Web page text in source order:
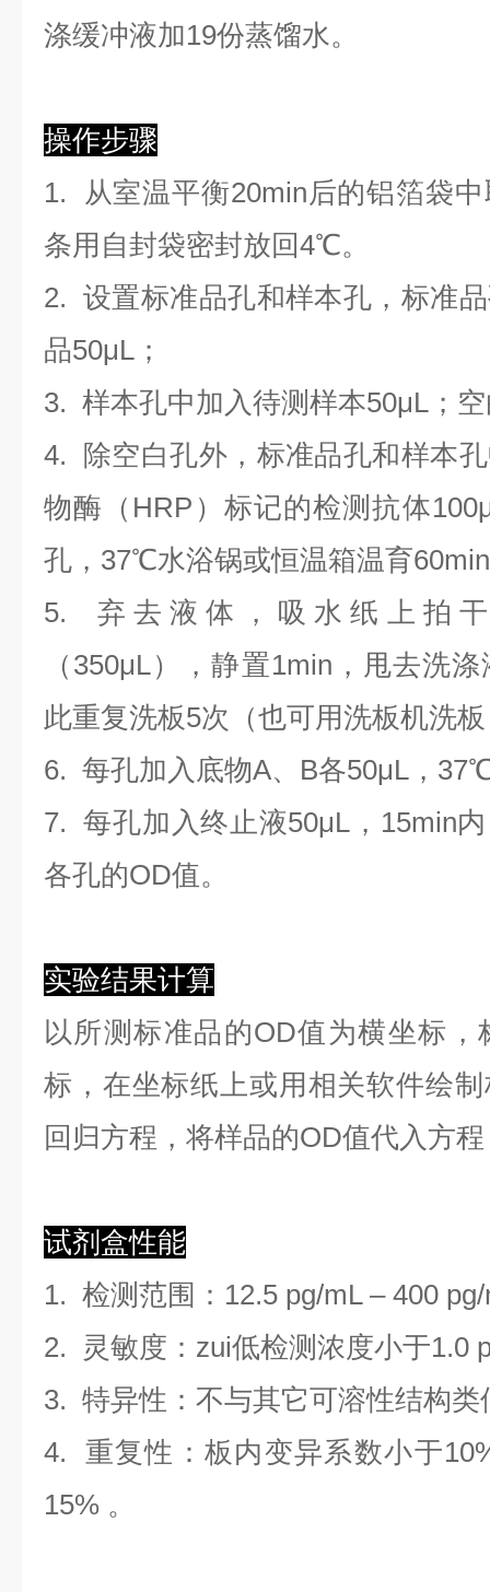
涤缓冲液加19份蒸馏水。
操作步骤
1. 从室温平衡20min后的铝箔袋
条用自封袋密封放回4℃。
2. 设置标准品孔和样本孔，标准
品50μL；
3. 样本孔中加 入待测样本50μL；
4.
除空白孔外，标准品孔和样本
物酶（HRP）标记的检测抗体
孔，37℃水浴锅或恒温箱温育
5. 弃去液体，吸水纸上拍
（350μL）
，静置1min，甩去洗
此重复洗板5次（也可用洗板机洗
6. 每孔加入底物A、B各50μL，
7. 每孔加入终止液50μL，15min
各孔的OD值。
实验结果计算
以所测标准品的OD值为横坐标，
标，在坐标纸上或用相关软件绘制
回归方程 ， 将样品的OD值代入方
试剂盒性能
1. 检测范围 ： 12.5 pg/mL –400 pg/
2. 灵敏度：zui低检测浓度小于1.0
3. 特异性：不与其它可溶性结构类
4. 重复性：板内变异系数小于10
15% 。